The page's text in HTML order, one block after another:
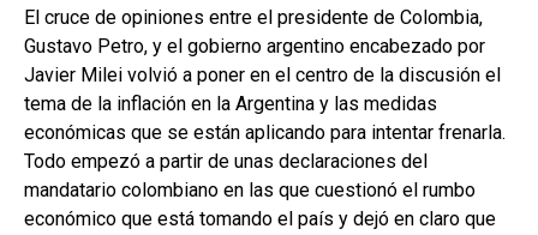
El cruce de opiniones entre el presidente de Colombia,
Gustavo Petro, y el gobierno argentino encabezado por
Javier Milei volvió a poner en el centro de la discusión el
tema de la inflación en la Argentina y las medidas
económicas que se están aplicando para intentar frenarla.
Todo empezó a partir de unas declaraciones del
mandatario colombiano en las que cuestionó el rumbo
económico que está tomando el país y dejó en claro que